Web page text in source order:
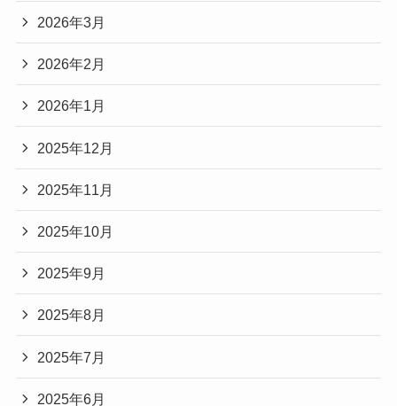
2026年3月
2026年2月
2026年1月
2025年12月
2025年11月
2025年10月
2025年9月
2025年8月
2025年7月
2025年6月